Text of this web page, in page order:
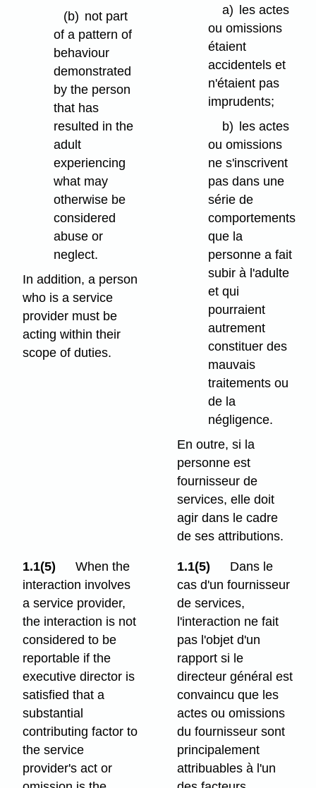
(b) not part
of a pattern of
behaviour
demonstrated
by the person
that has
resulted in the
adult
experiencing
what may
otherwise be
considered
abuse or
neglect.
In addition, a person
who is a service
provider must be
acting within their
scope of duties.
a)
les actes
ou omissions
étaient
accidentels et
n'étaient pas
imprudents;
b) les actes
ou omissions
ne s'inscrivent
pas dans une
série de
comportements
que la
personne a fait
subir à l'adulte
et qui
pourraient
autrement
constituer des
mauvais
traitements ou
de la
négligence.
En outre, si la
personne est
fournisseur de
services, elle doit
agir dans le cadre
de ses attributions.
1.1(5)
When the
interaction involves
a service provider,
the interaction is not
considered to be
reportable if the
executive director is
satisfied that a
substantial
contributing factor to
the service
provider's act or
1.1(5)
Dans le
cas d'un fournisseur
de services,
l'interaction ne fait
pas l'objet d'un
rapport si le
directeur général est
convaincu que les
actes ou omissions
du fournisseur sont
principalement
attribuables à l'un